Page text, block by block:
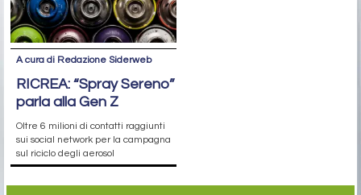
A cura di Redazione Siderweb
RICREA: “Spray Sereno”
parla alla Gen Z
Oltre 6 milioni di contatti raggiunti
sui social network per la campagna
sul riciclo degli aerosol